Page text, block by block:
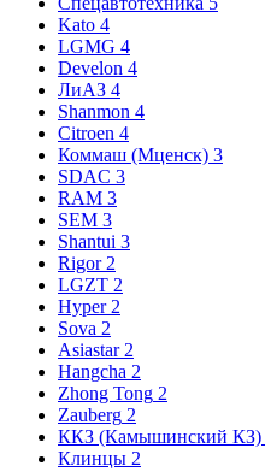
Kato 4
LGMG 4
Develon 4
ЛиАЗ 4
Shanmon 4
Citroen 4
Коммаш (Мценск) 3
SDAC 3
RAM 3
SEM 3
Shantui 3
Rigor 2
LGZT 2
Hyper 2
Sova 2
Asiastar 2
Hangcha 2
Zhong Tong 2
Zauberg 2
ККЗ (Камышинский КЗ)
Клинцы 2